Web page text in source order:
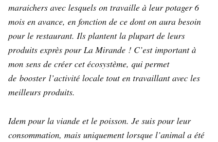
maraichers avec lesquels on travaille à leur potager 6
mois en avance, en fonction de ce dont on aura besoin
pour le restaurant. Ils plantent la plupart de leurs
produits exprès pour La Mirande ! C’est important à
mon sens de créer cet écosystème, qui permet
de booster l’activité locale tout en travaillant avec les
meilleurs produits.
Idem pour la viande et le poisson. Je suis pour leur
consommation, mais uniquement lorsque l’animal a été